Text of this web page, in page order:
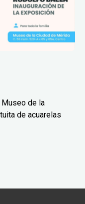
de la
de acuarelas